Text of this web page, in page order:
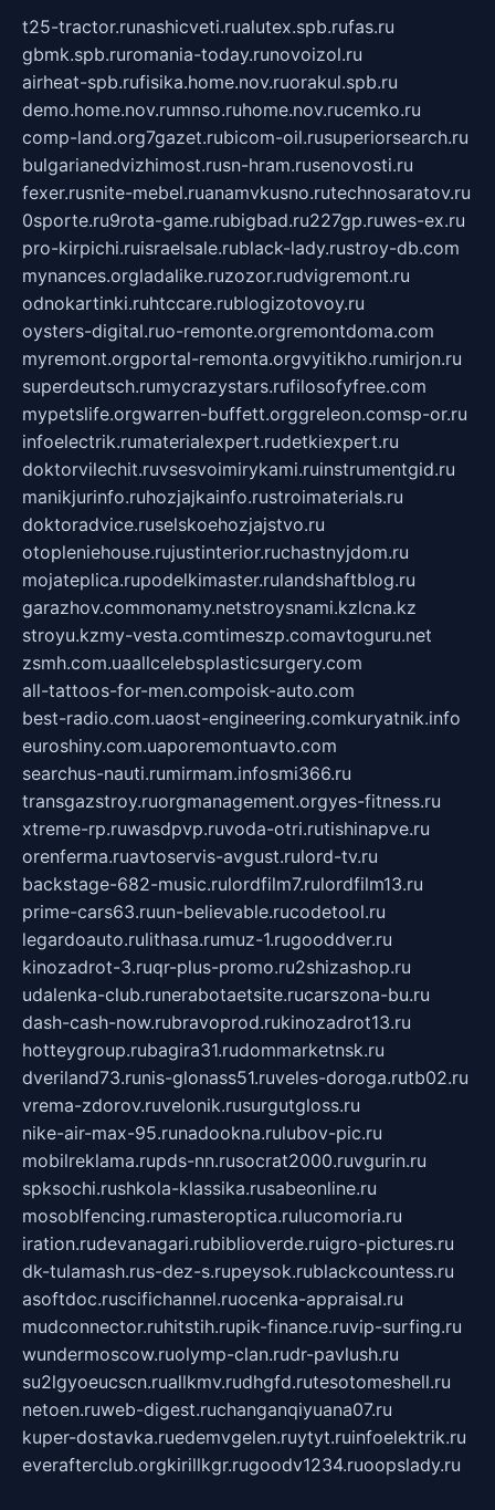
t25-tractor.runashicveti.rualutex.spb.rufas.ru
gbmk.spb.ruromania-today.runovoizol.ru
airheat-spb.rufisika.home.nov.ruorakul.spb.ru
demo.home.nov.rumnso.ruhome.nov.rucemko.ru
comp-land.org7gazet.rubicom-oil.rusuperiorsearch.ru
bulgarianedvizhimost.rusn-hram.rusenovosti.ru
fexer.rusnite-mebel.ruanamvkusno.rutechnosaratov.ru
0sporte.ru9rota-game.rubigbad.ru227gp.ruwes-ex.ru
pro-kirpichi.ruisraelsale.rublack-lady.rustroy-db.com
mynances.orgladalike.ruzozor.rudvigremont.ru
odnokartinki.ruhtccare.rublogizotovoy.ru
oysters-digital.ruo-remonte.orgremontdoma.com
myremont.orgportal-remonta.orgvyitikho.rumirjon.ru
superdeutsch.rumycrazystars.rufilosofyfree.com
mypetslife.orgwarren-buffett.orggreleon.comsp-or.ru
infoelectrik.rumaterialexpert.rudetkiexpert.ru
doktorvilechit.ruvsesvoimirykami.ruinstrumentgid.ru
manikjurinfo.ruhozjajkainfo.rustroimaterials.ru
doktoradvice.ruselskoehozjajstvo.ru
otopleniehouse.rujustinterior.ruchastnyjdom.ru
mojateplica.rupodelkimaster.rulandshaftblog.ru
garazhov.commonamy.netstroysnami.kzlcna.kz
stroyu.kzmy-vesta.comtimeszp.comavtoguru.net
zsmh.com.uaallcelebsplasticsurgery.com
all-tattoos-for-men.compoisk-auto.com
best-radio.com.uaost-engineering.comkuryatnik.info
euroshiny.com.uaporemontuavto.com
searchus-nauti.rumirmam.infosmi366.ru
transgazstroy.ruorgmanagement.orgyes-fitness.ru
xtreme-rp.ruwasdpvp.ruvoda-otri.rutishinapve.ru
orenferma.ruavtoservis-avgust.rulord-tv.ru
backstage-682-music.rulordfilm7.rulordfilm13.ru
prime-cars63.ruun-believable.rucodetool.ru
legardoauto.rulithasa.rumuz-1.rugooddver.ru
kinozadrot-3.ruqr-plus-promo.ru2shizashop.ru
udalenka-club.runerabotaetsite.rucarszona-bu.ru
dash-cash-now.rubravoprod.rukinozadrot13.ru
hotteygroup.rubagira31.rudommarketnsk.ru
dveriland73.runis-glonass51.ruveles-doroga.rutb02.ru
vrema-zdorov.ruvelonik.rusurgutgloss.ru
nike-air-max-95.runadookna.rulubov-pic.ru
mobilreklama.rupds-nn.rusocrat2000.ruvgurin.ru
spksochi.rushkola-klassika.rusabeonline.ru
mosoblfencing.rumasteroptica.rulucomoria.ru
iration.rudevanagari.rubiblioverde.ruigro-pictures.ru
dk-tulamash.rus-dez-s.rupeysok.rublackcountess.ru
asoftdoc.ruscifichannel.ruocenka-appraisal.ru
mudconnector.ruhitstih.rupik-finance.ruvip-surfing.ru
wundermoscow.ruolymp-clan.rudr-pavlush.ru
su2lgyoeucscn.ruallkmv.rudhgfd.rutesotomeshell.ru
netoen.ruweb-digest.ruchanganqiyuana07.ru
kuper-dostavka.ruedemvgelen.ruytyt.ruinfoelektrik.ru
everafterclub.orgkirillkgr.rugoodv1234.ruoopslady.ru